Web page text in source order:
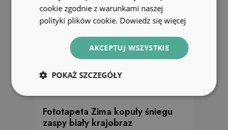
Fototapeta Zima kopuły śniegu
zaspy biały krajobraz
cookie zgodnie z warunkami naszej
polityki plików cookie. Dowiedz się więcej
AKCEPTUJ WSZYSTKIE
POKAŻ SZCZEGÓŁY